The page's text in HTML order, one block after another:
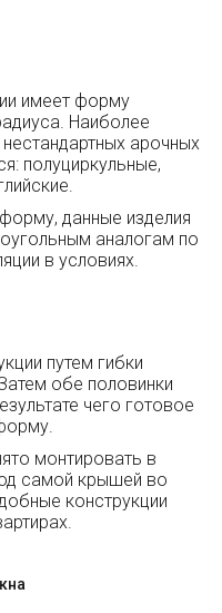
имеет форму
Наиболее
арочных
полуциркульные,
данные изделия
аналогам по
в условиях.
путем гибки
обе половинки
чего готовое
монтировать в
самой крышей во
конструкции